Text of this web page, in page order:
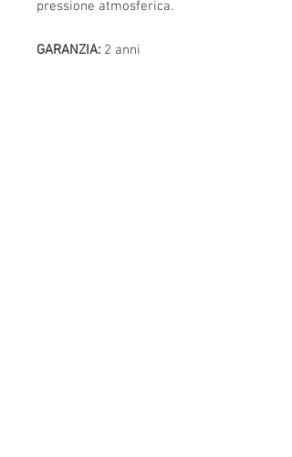
pressione atmosferica.
GARANZIA: 2 anni